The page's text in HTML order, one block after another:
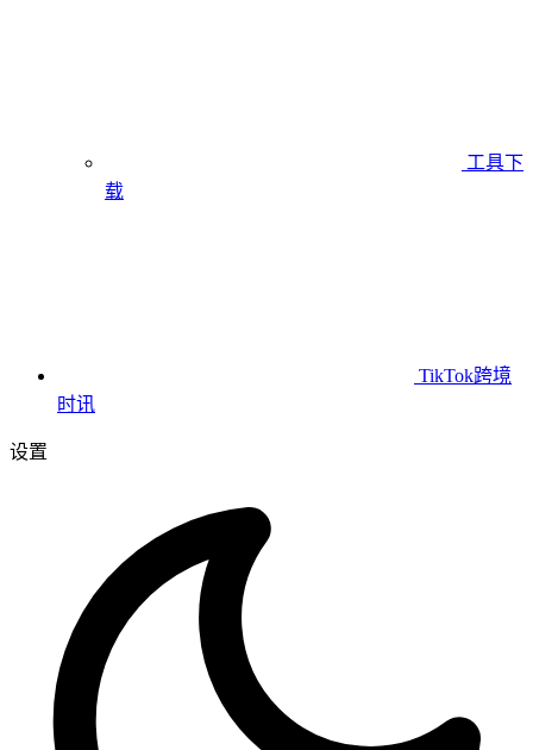
工具下
载
TikTok跨境
时讯
设置